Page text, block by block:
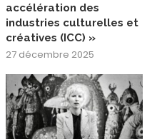
accélération des
industries culturelles et
créatives (ICC) »
27 décembre 2025